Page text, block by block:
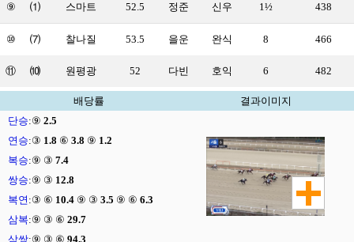
⑨ ⑴ 스마트 52.5 정준 신우 1½ 438
⑩ ⑺ 찰나질 53.5 을운 완식 8 466
⑪ ⑽ 원평광 52 다빈 호익 6 482
배당률
결과이미지
단승:⑨ 2.5
연승:③ 1.8 ⑥ 3.8 ⑨ 1.2
복승:⑨ ③ 7.4
쌍승:⑨ ③ 12.8
복연 :③ ⑥ 10.4 ⑨ ③ 3.5 ⑨ ⑥ 6.3
삼복:⑨ ③ ⑥ 29.7
삼쌍:⑨ ③ ⑥ 94.3